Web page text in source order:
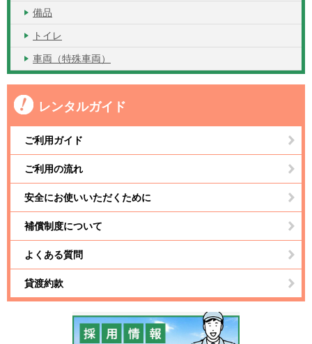
備品
トイレ
車両（特殊車両）
レンタルガイド
ご利用ガイド
ご利用の流れ
安全にお使いいただくために
補償制度について
よくある質問
貸渡約款